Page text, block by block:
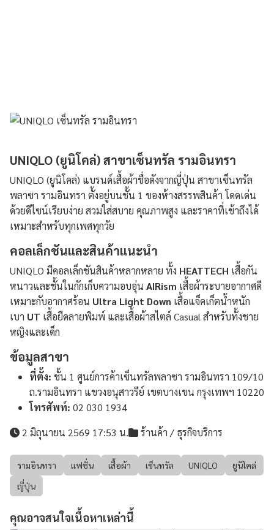
UNIQLO (ยูนิโคล่) สาขาเซ็นทรัล รามอินทรา
UNIQLO (ยูนิโคล่) แบรนด์เสื้อผ้าชื่อดังจากญี่ปุ่น สาขาเซ็นทรัล
พลาซา รามอินทรา ตั้งอยู่บนชั้น 1 ของห้างสรรพสินค้า โดดเด่น
ด้วยดีไซน์เรียบง่าย สวมใส่สบาย คุณภาพสูง และราคาที่เข้าถึงได้
เหมาะสำหรับทุกเพศทุกวัย
คอลเล็กชันและสินค้าแนะนำ
UNIQLO มีคอลเล็กชันสินค้าหลากหลาย ทั้ง HEATTECH เสื้อกัน
หนาวและชั้นในกักเก็บความอบอุ่น AIRism เสื้อผ้าระบายอากาศดี
เหมาะกับอากาศร้อน Ultra Light Down เสื้อแจ็คเก็ตน้ำหนัก
เบา UT เสื้อยืดลายพิมพ์ และเสื้อผ้าสไตล์ Casual สำหรับทั้งชาย
หญิงและเด็ก
ข้อมูลสาขา
ที่ตั้ง: ชั้น 1 ศูนย์การค้าเซ็นทรัลพลาซา รามอินทรา 109/10
ถ.รามอินทรา แขวงอนุสาวรีย์ เขตบางเขน กรุงเทพฯ 10220
โทรศัพท์: 02 030 1934
2 มิถุนายน 2569 17:53 น.
ร้านค้า / ธุรกิจบริการ
รามอินทรา แฟชั่น เสื้อผ้า เซ็นทรัล UNIQLO
ยูนิโคล่
ญี่ปุ่น
คุณอาจสนใจเนื้อหาเหล่านี้